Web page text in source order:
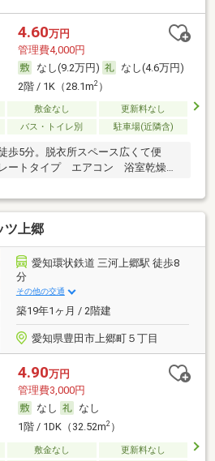
4.60万円
管理費4,000円
なし(9.2万円)
なし(4.6万円)
2階 / 1K（28.1m2）
敷金なし
更新料なし
バス・トイレ別 駐車場(近隣含)
歩5分。脱衣所スペース広くて便
ートタイプ エアコン 浴室乾燥機
ツ上郷
愛知環状鉄道 三河上郷駅 徒歩8
分
その他の交通
築19年1ヶ月 / 2階建
愛知県豊田市上郷町５丁目
4.90万円
管理費3,000円
なし
なし
1階 / 1DK（32.52m2）
敷金なし
更新料なし